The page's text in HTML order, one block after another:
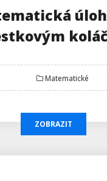
Matematické
ZOBRAZIT